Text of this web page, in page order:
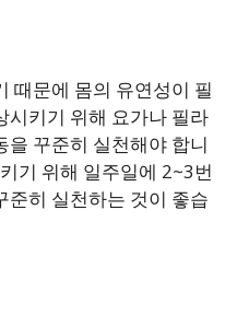
때문에 몸의 유연성이 필
시키기 위해 요가나 필라
꾸준히 실천해야 합니
기 위해 일주일에 2~3번
준히 실천하는 것이 좋습